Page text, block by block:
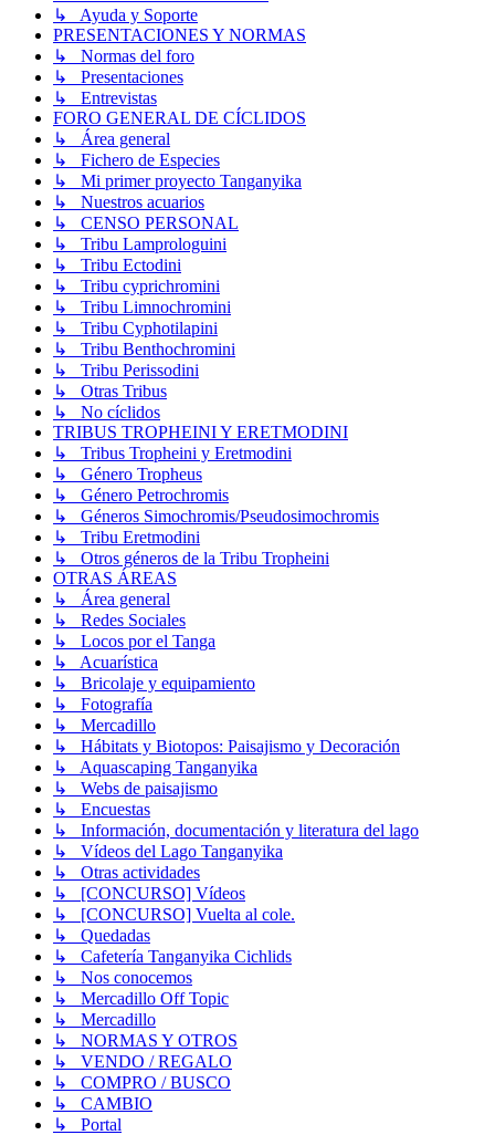
↳ Ayuda y Soporte
PRESENTACIONES Y NORMAS
↳ Normas del foro
↳ Presentaciones
↳ Entrevistas
FORO GENERAL DE CÍCLIDOS
↳ Área general
↳ Fichero de Especies
↳ Mi primer proyecto Tanganyika
↳ Nuestros acuarios
↳ CENSO PERSONAL
↳ Tribu Lamprologuini
↳ Tribu Ectodini
↳ Tribu cyprichromini
↳ Tribu Limnochromini
↳ Tribu Cyphotilapini
↳ Tribu Benthochromini
↳ Tribu Perissodini
↳ Otras Tribus
↳ No cíclidos
TRIBUS TROPHEINI Y ERETMODINI
↳ Tribus Tropheini y Eretmodini
↳ Género Tropheus
↳ Género Petrochromis
↳ Géneros Simochromis/Pseudosimochromis
↳ Tribu Eretmodini
↳ Otros géneros de la Tribu Tropheini
OTRAS ÁREAS
↳ Área general
↳ Redes Sociales
↳ Locos por el Tanga
↳ Acuarística
↳ Bricolaje y equipamiento
↳ Fotografía
↳ Mercadillo
↳ Hábitats y Biotopos: Paisajismo y Decoración
↳ Aquascaping Tanganyika
↳ Webs de paisajismo
↳ Encuestas
↳ Información, documentación y literatura del lago
↳ Vídeos del Lago Tanganyika
↳ Otras actividades
↳ [CONCURSO] Vídeos
↳ [CONCURSO] Vuelta al cole.
↳ Quedadas
↳ Cafetería Tanganyika Cichlids
↳ Nos conocemos
↳ Mercadillo Off Topic
↳ Mercadillo
↳ NORMAS Y OTROS
↳ VENDO / REGALO
↳ COMPRO / BUSCO
↳ CAMBIO
↳ Portal